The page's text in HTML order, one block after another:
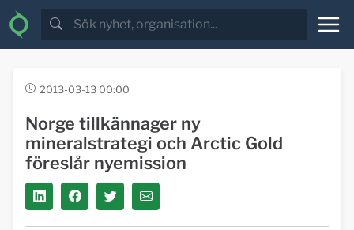
2013-03-13 00:00
Norge tillkännager ny
mineralstrategi och Arctic Gold
föreslår nyemission